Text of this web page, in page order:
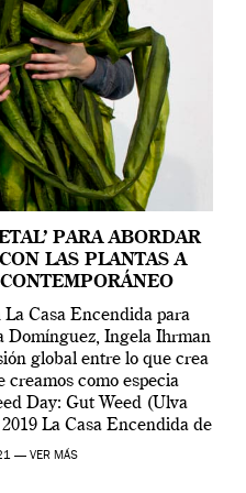
PARA ABORDAR
LAS PLANTAS A
Casa Encendida para
Domínguez, Ingela Ihrman
global entre lo que crea
como especia
Day: Gut Weed (Ulva
La Casa Encendida de
[…]
— VER MÁS